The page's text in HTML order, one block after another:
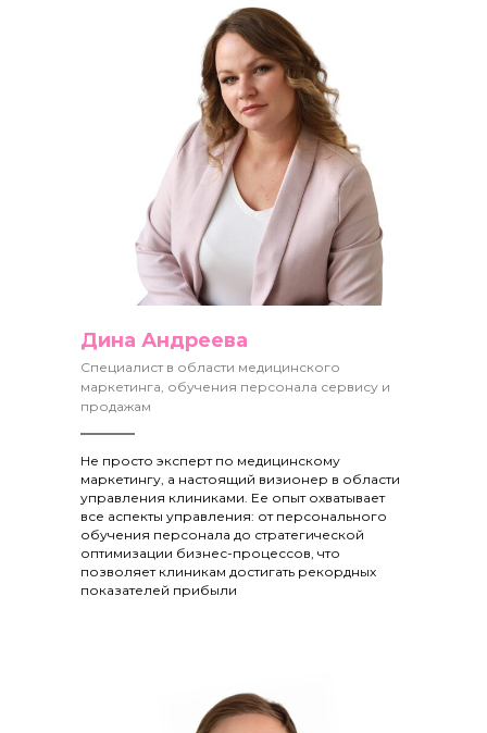
Дина Андреева
Специалист в области медицинского
маркетинга, обучения персонала сервису и
продажам
Не просто эксперт по медицинскому
маркетингу, а настоящий визионер в области
управления клиниками. Ее опыт охватывает
все аспекты управления: от персонального
обучения персонала до стратегической
оптимизации бизнес-процессов, что
позволяет клиникам достигать рекордных
показателей прибыли